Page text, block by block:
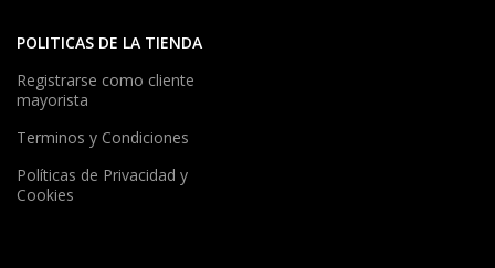
POLITICAS DE LA TIENDA
Registrarse como cliente
mayorista
Terminos y Condiciones
Políticas de Privacidad y
Cookies